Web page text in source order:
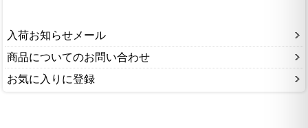
入荷お知らせメール
商品についてのお問い合わせ
お気に入りに登録